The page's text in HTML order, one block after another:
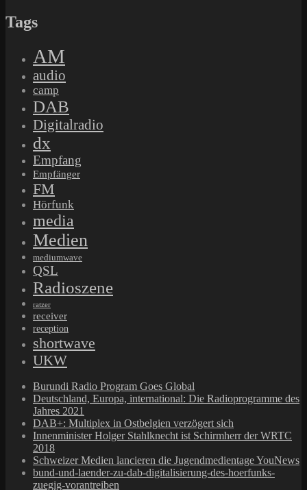
Tags
AM
audio
camp
DAB
Digitalradio
dx
Empfang
Empfänger
FM
Hörfunk
media
Medien
mediumwave
QSL
Radioszene
ratzer
receiver
reception
shortwave
UKW
Burundi Radio Program Goes Global
Deutschland, Europa, international: Die Radioprogramme des
Jahres 2021
DAB+: Multiplex in Ostbelgien verzögert sich
Innenminister Holger Stahlknecht ist Schirmherr der WRTC
2018
Schweizer Medien lancieren die Jugendmedientage YouNews
bund-und-laender-zu-dab-digitalisierung-des-hoerfunks-
zuegig-vorantreiben